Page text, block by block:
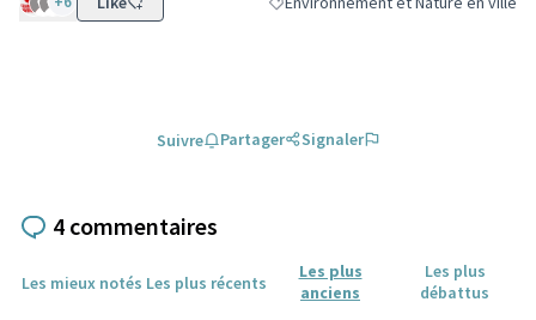
Filtrer les résultats de la catégorie :
Suivre Partager Signaler
4 commentaires
Les mieux notés Les plus récents
Les plus
anciens
Les plus
débattus